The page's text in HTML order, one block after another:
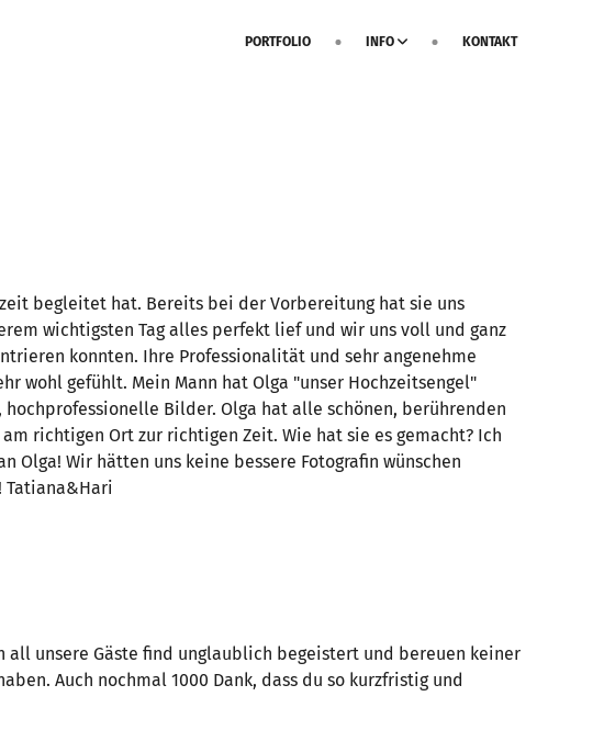
PORTFOLIO INFO KONTAKT
begleitet hat. Bereits bei der Vorbereitung hat sie uns
wichtigsten Tag alles perfekt lief und wir uns voll und ganz
konnten. Ihre Professionalität und sehr angenehme
wohl gefühlt. Mein Mann hat Olga "unser Hochzeitsengel"
Bilder. Olga hat alle schönen, berührenden
richtigen Ort zur richtigen Zeit. Wie hat sie es gemacht? Ich
Olga! Wir hätten uns keine bessere Fotografin wünschen
Tatiana&Hari
unsere Gäste find unglaublich begeistert und bereuen keiner
Auch nochmal 1000 Dank, dass du so kurzfristig und